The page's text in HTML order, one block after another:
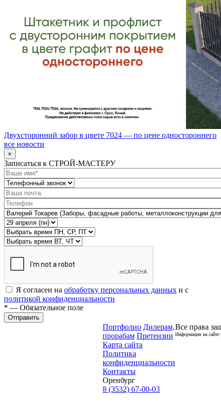
Двухсторонний забор в цвете 7024 — по цене одностороннего
все новости
×
Записаться к СТРОЙ-МАСТЕРУ
Я согласен на обработку персональных данных и с
политикой конфиденциальности
* — Обязательное поле
Отправить
Портфолио Дилерам,
прорабам Претензии
Карта сайта
Политика
конфиденциальности
Контакты
Оренбург
8 (3532) 67-00-03
Все права
Информация на сайте